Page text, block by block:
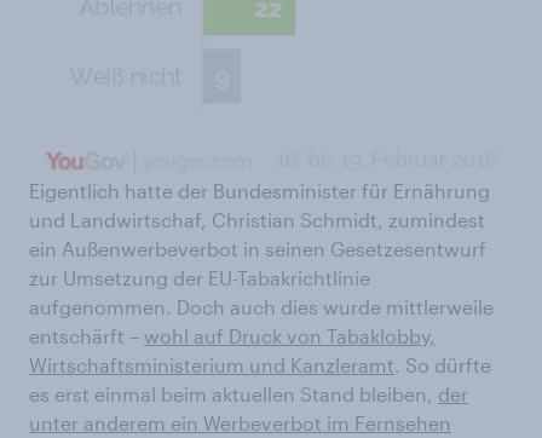
Eigentlich hatte der Bundesminister für Ernährung
und Landwirtschaf, Christian Schmidt, zumindest
ein Außenwerbeverbot in seinen Gesetzesentwurf
zur Umsetzung der EU-Tabakrichtlinie
aufgenommen. Doch auch dies wurde mittlerweile
entschärft – wohl auf Druck von Tabaklobby,
Wirtschaftsministerium und Kanzleramt. So dürfte
es erst einmal beim aktuellen Stand bleiben, der
unter anderem ein Werbeverbot im Fernsehen